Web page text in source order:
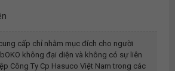
cấp chỉ nhằm mục đích cho người
không đại diện và không có sự liên
Công Ty Cp Hasuco Việt Nam trong các